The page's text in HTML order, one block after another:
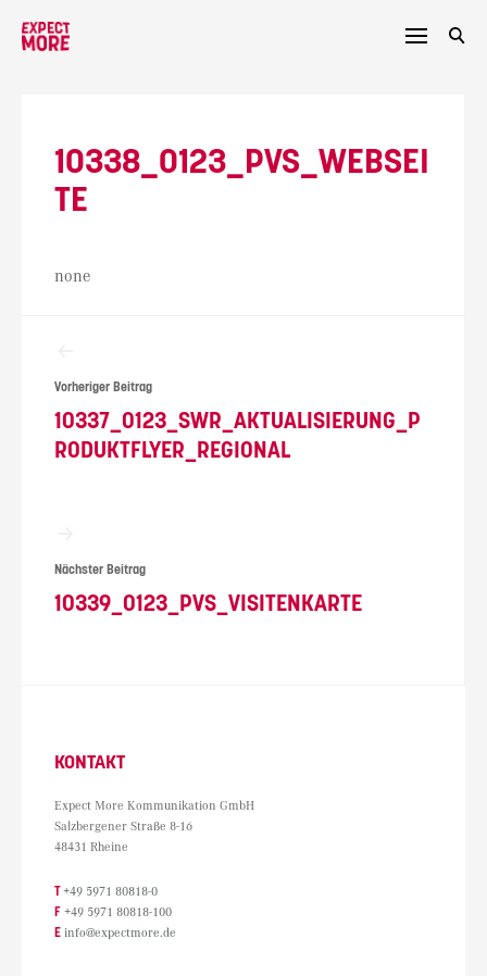
10338_0123_PVS_WEBSEI
TE
none
Vorheriger Beitrag
10337_0123_SWR_AKTUALISIERUNG_P
RODUKTFLYER_REGIONAL
Nächster Beitrag
10339_0123_PVS_VISITENKARTE
KONTAKT
Expect More Kommunikation GmbH
Salzbergener Straße 8-16
48431 Rheine
T +49 5971 80818-0
F +49 5971 80818-100
E info@expectmore.de